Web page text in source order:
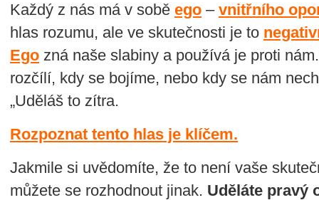
Každý z nás má v sobě ego – vnitřního
hlas rozumu, ale ve skutečnosti je to
Ego zná naše slabiny a používá je proti
rozčílí, kdy se bojíme, nebo kdy se nám
„Uděláš to zítra.
Rozpoznat tento hlas je klíčem.
Jakmile si uvědomíte, že to není vaše
můžete se rozhodnout jinak. Uděláte pravý